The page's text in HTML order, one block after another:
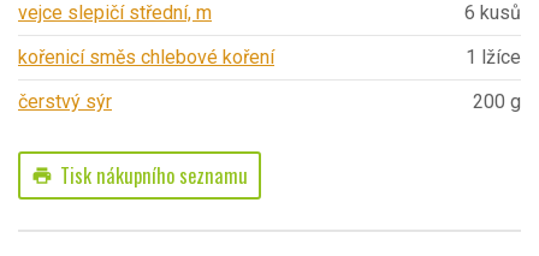
vejce slepičí střední, m
6 kusů
kořenicí směs chlebové koření
1 lžíce
čerstvý sýr
200 g
print Tisk nákupního seznamu